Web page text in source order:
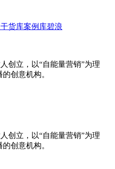
货库案例库碧浪
创立，以“自能量营销”为理
创意机构。
创立，以“自能量营销”为理
创意机构。